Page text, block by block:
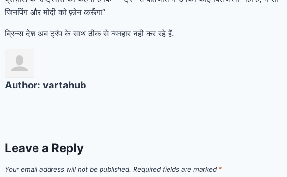
जिनपिंग और मोदी को फ़ोन करूँगा”
ब्रिक्स देश अब ट्रंप के साथ ठीक से व्यवहार नही कर रहे हैं.
Author: vartahub
Leave a Reply
Your email address will not be published. Required fields are marked *